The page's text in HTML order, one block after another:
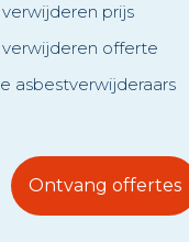
prijs
offerte
asbestverwijderaars
Ontvang offertes